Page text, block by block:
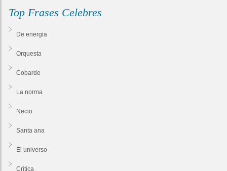
Top Frases Celebres
De energia
Orquesta
Cobarde
La norma
Necio
Santa ana
El universo
Critica